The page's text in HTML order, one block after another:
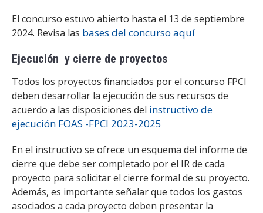
El concurso estuvo abierto hasta el 13 de septiembre
2024. Revisa las bases del concurso aquí
Ejecución y cierre de proyectos
Todos los proyectos financiados por el concurso FPCI
deben desarrollar la ejecución de sus recursos de
acuerdo a las disposiciones del instructivo de
ejecución FOAS -FPCI 2023-2025
En el instructivo se ofrece un esquema del informe de
cierre que debe ser completado por el IR de cada
proyecto para solicitar el cierre formal de su proyecto.
Además, es importante señalar que todos los gastos
asociados a cada proyecto deben presentar la